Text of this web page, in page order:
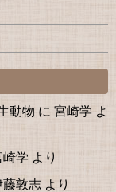
動物 に 宮崎学 よ
崎学 より
藤敦志 より